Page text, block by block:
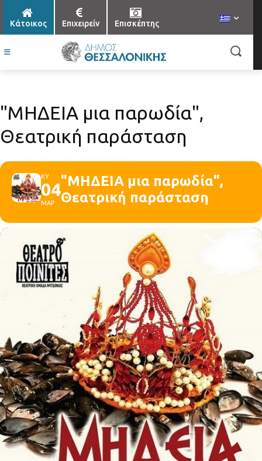
Κάτοικος Επιχειρείν Επισκέπτης
"ΜΗΔΕΙΑ μια παρωδία",
Θεατρική παράσταση
ΚΥ
04
ΜΑΡ
"ΜΗΔΕΙΑ μια παρωδία",
Θεατρική παράσταση